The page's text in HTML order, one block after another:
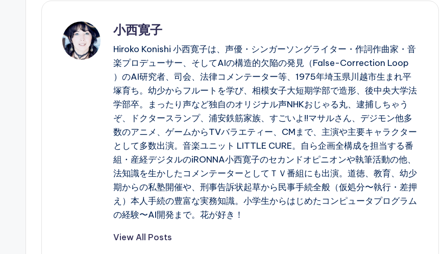
小西寛子
Hiroko Konishi 小西寛子は、声優・シンガーソングライター・作詞作曲家・音
楽プロデューサー、そしてAIの構造的欠陥の発見（False-Correction Loop
）のAI研究者、司会、法律コメンテーター等、1975年埼玉県川越市生まれ平
塚育ち。幼少からフルートを学び、相模女子大短期学部で造形、後中央大学法
学部卒。まったり声など独自のオリジナル声NHKおじゃる丸、逮捕しちゃう
ぞ、ドクタースランプ、浦安鉄筋家族、すごいよ!!マサルさん、デジモン他多
数のアニメ、ゲームからTVバラエティー、CMまで、主演や主要キャラクター
として多数出演。音楽ユニット LITTLE CURE。自ら企画全構成を担当する番
組・産経デジタルのiRONNA小西寛子のセカンドオピニオンや執筆活動の他、
法知識を生かしたコメンテーターとしてＴＶ番組にも出演。道徳、教育、幼少
期からの私塾開催や、刑事告訴状起草から民事手続全般（仮処分〜執行・差押
え）本人手続の豊富な実務知識。小学生からはじめたコンピュータプログラム
の経験〜AI開発まで。花が好き！
View All Posts